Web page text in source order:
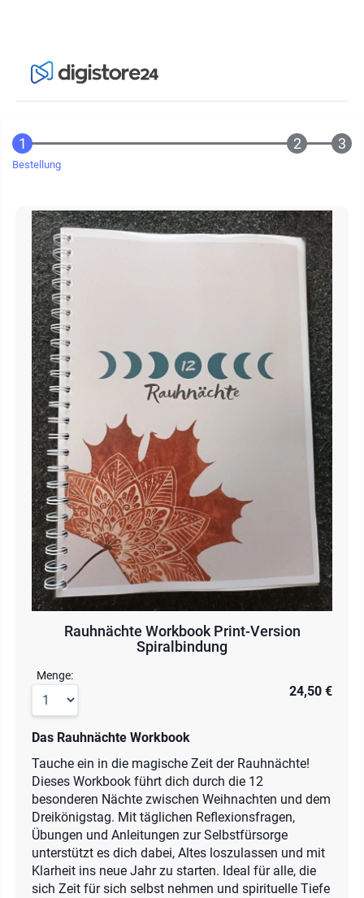
Bestellung
Rauhnächte Workbook Print-Version
Spiralbindung
Menge:
24,50 €
Das Rauhnächte Workbook
Tauche ein in die magische Zeit der Rauhnächte!
Dieses Workbook führt dich durch die 12
besonderen Nächte zwischen Weihnachten und dem
Dreikönigstag. Mit täglichen Reflexionsfragen,
Übungen und Anleitungen zur Selbstfürsorge
unterstützt es dich dabei, Altes loszulassen und mit
Klarheit ins neue Jahr zu starten. Ideal für alle, die
sich Zeit für sich selbst nehmen und spirituelle Tiefe